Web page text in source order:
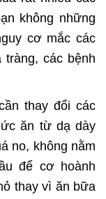
không những
cơ mắc các
các bệnh
thay đổi các
ăn từ dạ dày
no, không nằm
để cơ hoành
thay vì ăn bữa